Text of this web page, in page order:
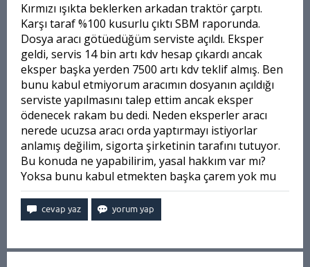
Kırmızı ışıkta beklerken arkadan traktör çarptı.
Karşı taraf %100 kusurlu çıktı SBM raporunda.
Dosya aracı götüedüğüm serviste açıldı. Eksper
geldi, servis 14 bin artı kdv hesap çıkardı ancak
eksper başka yerden 7500 artı kdv teklif almış. Ben
bunu kabul etmiyorum aracımın dosyanın açıldığı
serviste yapılmasını talep ettim ancak eksper
ödenecek rakam bu dedi. Neden eksperler aracı
nerede ucuzsa aracı orda yaptırmayı istiyorlar
anlamış değilim, sigorta şirketinin tarafını tutuyor.
Bu konuda ne yapabilirim, yasal hakkım var mı?
Yoksa bunu kabul etmekten başka çarem yok mu